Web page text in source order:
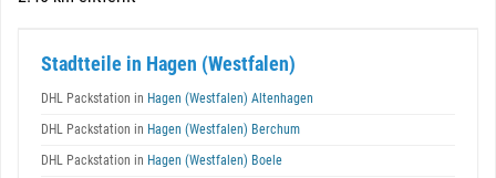
Stadtteile in Hagen (Westfalen)
DHL Packstation in Hagen (Westfalen) Altenhagen
DHL Packstation in Hagen (Westfalen) Berchum
DHL Packstation in Hagen (Westfalen) Boele